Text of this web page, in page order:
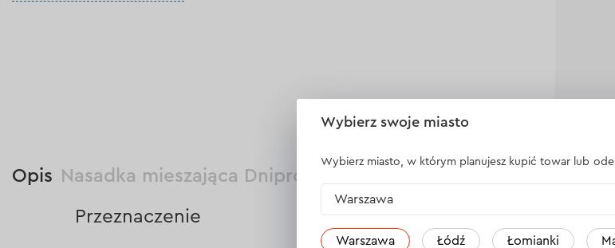
Opis Nasadka mieszająca Dnipro-M MN-302 140 mm 600 mm
Przeznaczenie
Wybierz swoje miasto
Wybierz miasto, w którym planujesz kupić towar lub
Warszawa
Warszawa Łódź Łomianki